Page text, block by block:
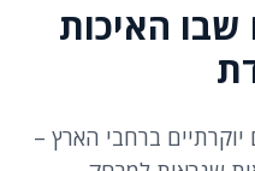
שבו האיכות
יוקרתיים ברחבי הארץ –